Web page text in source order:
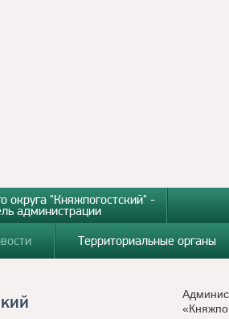
округа "Княжпогостский" -
администрации
Территориальные органы